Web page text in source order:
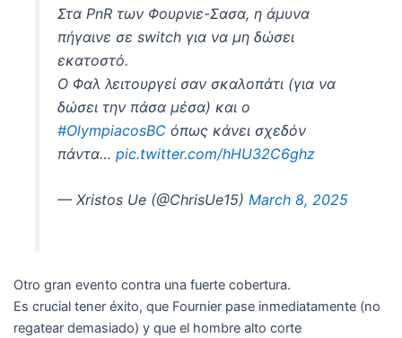
Στα PnR των Φουρνιε-Σασα, η άμυνα
πήγαινε σε switch για να μη δώσει
εκατοστό.
Ο Φαλ λειτουργεί σαν σκαλοπάτι (για να
δώσει την πάσα μέσα) και ο
#OlympiacosBCόπως κάνει σχεδόν
πάντα… pic.twitter.com/hHU32C6ghz
— Xristos Ue (@ChrisUe15) March 8, 2025
Otro gran evento contra una fuerte cobertura.
Es crucial tener éxito, que Fournier pase inmediatamente (no
regatear demasiado) y que el hombre alto corte